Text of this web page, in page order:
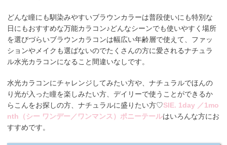
どんな瞳にも馴染みやすいブラウンカラーは普段使いにも特別な
日にもおすすめな万能カラコン♪どんなシーンでも使いやすく場所
を選びづらいブラウンカラコンは幅広い年齢層で使えて、ファッ
ションやメイクも選ばないのでたくさんの方に愛されるナチュラ
ル水光カラコンになること間違いなしです。
水光カラコンにチャレンジしてみたい方や、ナチュラルでほんの
り光が入った瞳を楽しみたい方、デイリーで使うことができるか
らこんをお探しの方、ナチュラルに盛りたい方♡SIE. 1day ／1mo
nth（シー ワンデー／ワンマンス）ポニーテールはいろんな方にお
すすめです。